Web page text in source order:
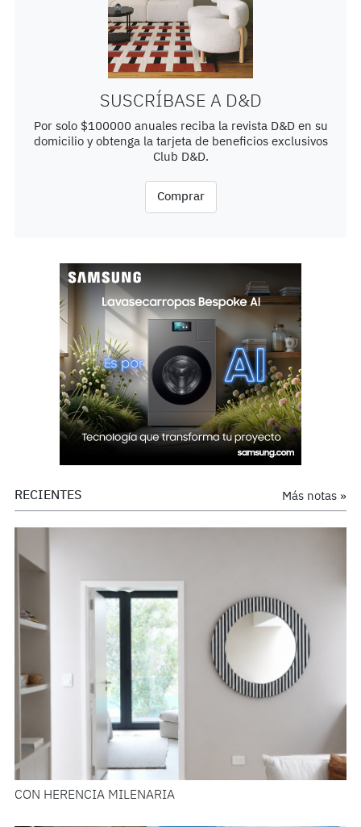
SUSCRÍBASE A D&D
Por solo $100000 anuales reciba la revista D&D en su
domicilio y obtenga la tarjeta de beneficios exclusivos
Club D&D.
Comprar
Más notas »
RECIENTES
CON HERENCIA MILENARIA